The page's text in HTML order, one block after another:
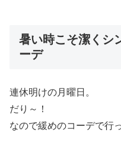
暑い時こそ潔くシ
ーデ
連休明けの月曜日。
だり～！
なので緩めのコーデで行